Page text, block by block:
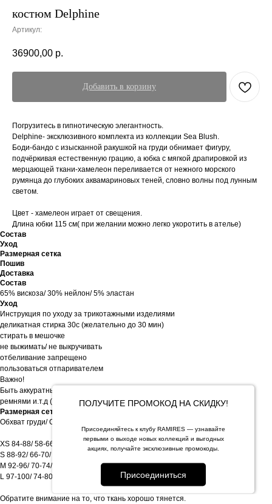
костюм Delphine
Артикул:
36900,00 р.
Добавить в корзину
Погрузитесь в гипнотическую элегантность.
Delphine- эксклюзивного комплекта из коллекции Sea Blush.
Боди-бандо с изысканной ракушкой на груди обнимает фигуру,
подчёркивая естественную грацию, а юбка с мягкой драпировкой из
мерцающей ткани-хамелеон переливается от нежного морского
румянца до глубоких аквамариновых теней, словно волны под лунным
светом.
Цвет - хамелеон играет от свещения.
Длина юбки 115 см( при желании можно легко укоротить в ателье)
Состав
Уход
Размерная сетка
Пошив
Доставка
Состав
65% вискоза/ 30% нейлон/ 5% эластан
Уход
Инструкция по уходу за трикотажными изделиями
деликатная стирка 30с (желательно до 30 мин)
стирать в мешочке
не выжимать/ не выкручивать
отбеливание запрещено
пользоваться отпаривателем
Важно!
Быть аккуратными с жесткими предметами: замками, сумками, кольцами,
ремнями и.т.д ( могут цеплять ткань)
Размерная сетка
Обхват груди/ Обхват талии/ Обхват бедер
XS 84-88/ 58-66/ 88-95
S 88-92/ 66-70/ 95-99
M 92-96/ 70-74/ 96-100
L 97-100/ 74-80/ 100-104
Обратите внимание на то, что ткань хорошо тянется.
Присоединяйтесь к клубу RAMIRES — узнавайте
первыми о выходе новых коллекций и выгодных
акциях, получайте эксклюзивные промокоды.
ПОЛУЧИТЕ ПРОМОКОД НА СКИДКУ!
Присоединиться